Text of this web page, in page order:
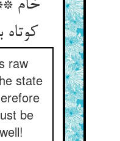
خام
کوتاه باید و السلام‌‌
raw
state
be